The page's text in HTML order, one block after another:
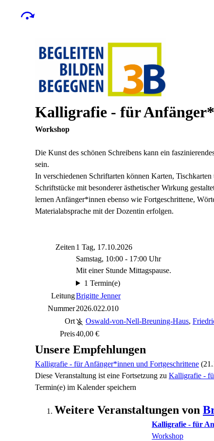
Kalligrafie - für
Workshop
Die Kunst des schönen Schreibens kann ein
sein.
In verschiedenen Schriftarten können Karten,
Schriftstücke mit besonderer ästhetischer Wirkung
lernen Anfänger*innen ebenso wie Fortgeschrittene,
Materialabsprache mit der Dozentin erfolgen.
Zeiten 1 Tag, 17.10.2026
Samstag, 10:00 - 17:00 Uhr
Mit einer Stunde Mittagspause.
1 Termin(e)
LeitungBrigitte Jenner
Nummer2026.022.010
Ort
Oswald-von-Nell-Breuning-Haus,
Preis40,00 €
Unsere Empfehlungen
Kalligrafie - für Anfänger*innen und Fortgeschrittene
Diese Veranstaltung ist eine Fortsetzung zu Kalligrafie -
Termin(e) im Kalender speichern
Weitere Veranstaltungen von
Kalligrafie - für
Workshop